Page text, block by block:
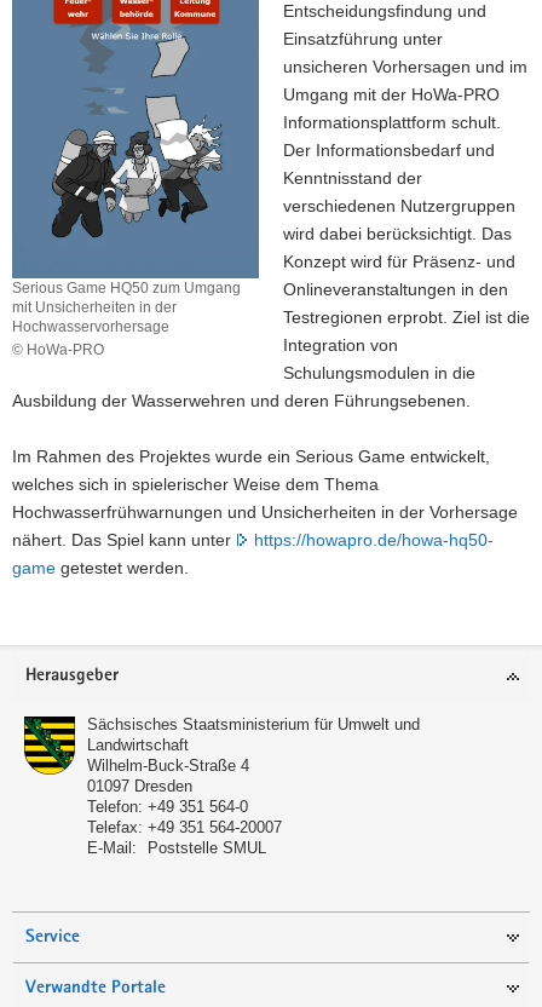
Serious Game HQ50 zum Umgang
mit Unsicherheiten in der
Hochwasservorhersage
© HoWa-PRO
Game
Umgang
mit
Unsicherheiten
Hochwasservorhersage
Entscheidungsfindung und
Einsatzführung unter
unsicheren Vorhersagen und im
Umgang mit der HoWa-PRO
Informationsplattform schult.
Der Informationsbedarf und
Kenntnisstand der
verschiedenen Nutzergruppen
wird dabei berücksichtigt. Das
Konzept wird für Präsenz- und
Onlineveranstaltungen in den
Testregionen erprobt. Ziel ist die
Integration von
Schulungsmodulen in die
Ausbildung der Wasserwehren und deren Führungsebenen.
Im Rahmen des Projektes wurde ein Serious Game entwickelt,
welches sich in spielerischer Weise dem Thema
Hochwasserfrühwarnungen und Unsicherheiten in der Vorhersage
nähert. Das Spiel kann unter
https://howapro.de/howa-hq50-
game getestet werden.
Footer-
Herausgeber
Sächsisches Staatsministerium für Umwelt und
Landwirtschaft
Wilhelm-Buck-Straße 4
01097 Dresden
Telefon: +49 351 564-0
Telefax: +49 351 564-20007
E-Mail:
Poststelle SMUL
Service
Verwandte Portale